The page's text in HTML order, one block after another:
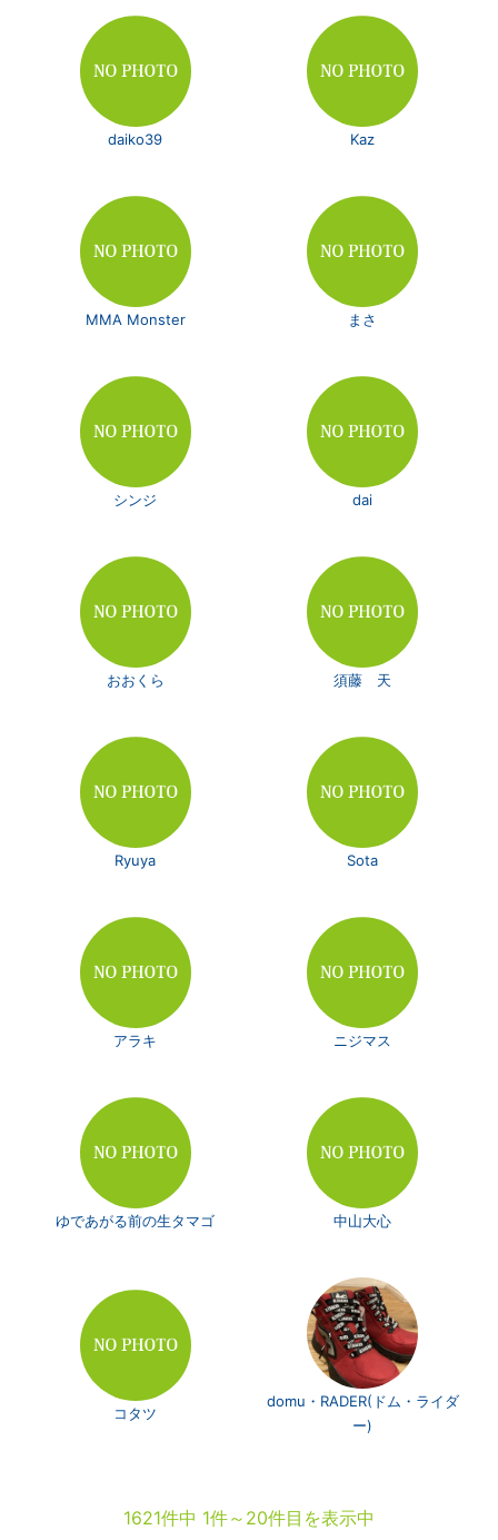
daiko39 Kaz
MMA Monster まさ
シンジ dai
おおくら 須藤 天
Ryuya Sota
アラキ ニジマス
ゆであがる前の生タマゴ 中山大心
コタツ
domu・RADER(ドム・ライダ
ー)
1621件中 1件～20件目を表示中